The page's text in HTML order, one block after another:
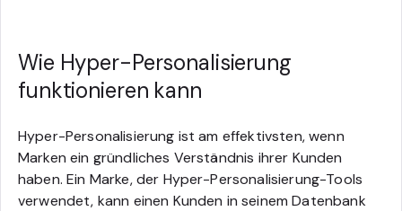
Wie Hyper-Personalisierung
funktionieren kann
Hyper-Personalisierung ist am effektivsten, wenn
Marken ein gründliches Verständnis ihrer Kunden
haben. Ein Marke, der Hyper-Personalisierung-Tools
verwendet, kann einen Kunden in seinem Datenbank